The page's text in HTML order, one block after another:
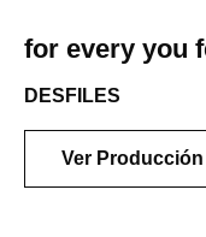
for every you
DESFILES
Ver Producción